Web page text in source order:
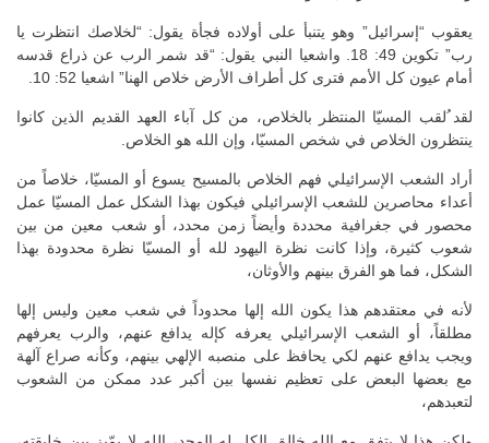
يعقوب “إسرائيل” وهو يتنبأ على أولاده فجأة يقول: “لخلاصك انتظرت يا
رب” تكوين 49: 18. واشعيا النبي يقول: “قد شمر الرب عن ذراع قدسه
أمام عيون كل الأمم فترى كل أطراف الأرض خلاص الهنا” اشعيا 52: 10.
لقد ُلقب المسيّا المنتظر بالخلاص، من كل آباء العهد القديم الذين كانوا
ينتظرون الخلاص في شخص المسيّا، وإن الله هو الخلاص.
أراد الشعب الإسرائيلي فهم الخلاص بالمسيح يسوع أو المسيّا، خلاصاً من
أعداء محاصرين للشعب الإسرائيلي فيكون بهذا الشكل عمل المسيّا عمل
محصور في جغرافية محددة وأيضاً زمن محدد، أو شعب معين من بين
شعوب كثيرة، وإذا كانت نظرة اليهود لله أو المسيّا نظرة محدودة بهذا
الشكل، فما هو الفرق بينهم والأوثان،
لأنه في معتقدهم هذا يكون الله إلها محدوداً في شعب معين وليس إلها
مطلقاً، أو الشعب الإسرائيلي يعرفه كإله يدافع عنهم، والرب يعرفهم
ويجب يدافع عنهم لكي يحافظ على منصبه الإلهي بينهم، وكأنه صراع آلهة
مع بعضها البعض على تعظيم نفسها بين أكبر عدد ممكن من الشعوب
لتعبدهم،